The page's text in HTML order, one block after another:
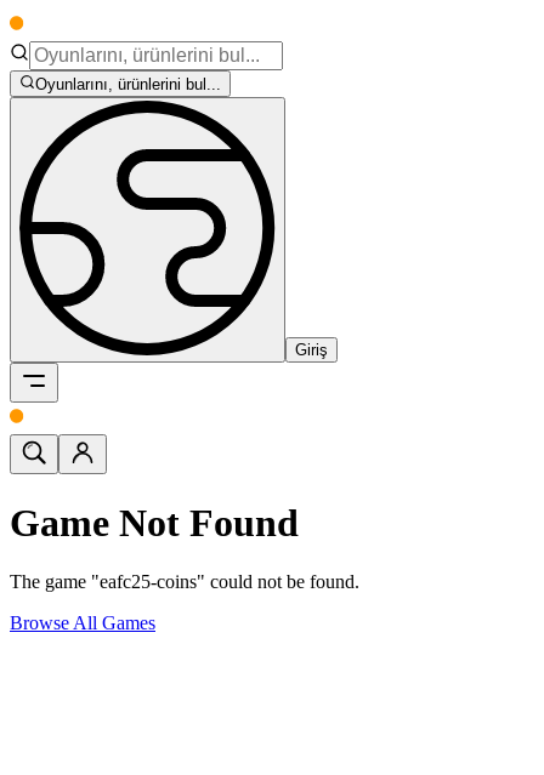
Oyunlarını, ürünlerini bul...
Giriş
Game Not Found
The game "eafc25-coins" could not be found.
Browse All Games